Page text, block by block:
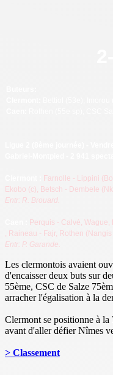
Farnolle - Lippini
Ekobo (c), Betsch - Dembele
Entr: R. Brouard.
Perquis - Calvé, Wague,
, Raineau - Fajr, Rothen
Entr: P. Garande.
Les clermontois avaient
d'encaisser deux buts sur
55ème, CSC de Salze
arracher l'égalisation à la
Clermont se positionne à
avant d'aller défier Nîmes
> Classement